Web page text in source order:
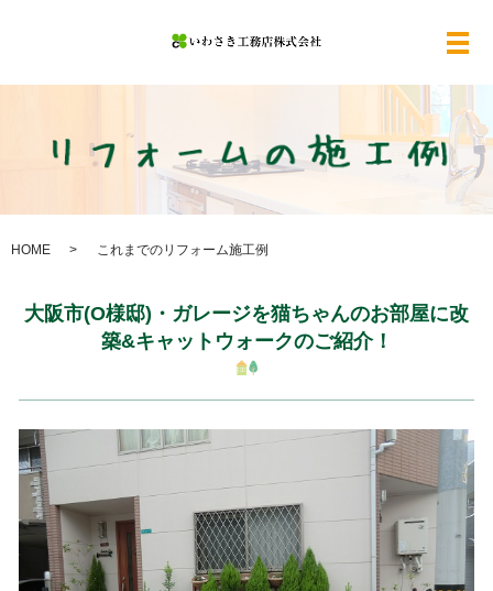
メ
HOME これまでのリフォーム施工例
大阪市(O様邸)・ガレージを猫ちゃんのお部屋に改
築&キャットウォークのご紹介！